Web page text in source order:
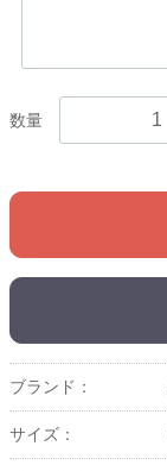
数量
ブランド：
サイズ：